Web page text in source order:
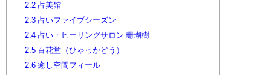
2.2占美館
2.3占いファイブシーズン
2.4占い・ヒーリングサロン 珊瑚樹
2.5百花堂（ひゃっかどう）
2.6癒し空間フィール